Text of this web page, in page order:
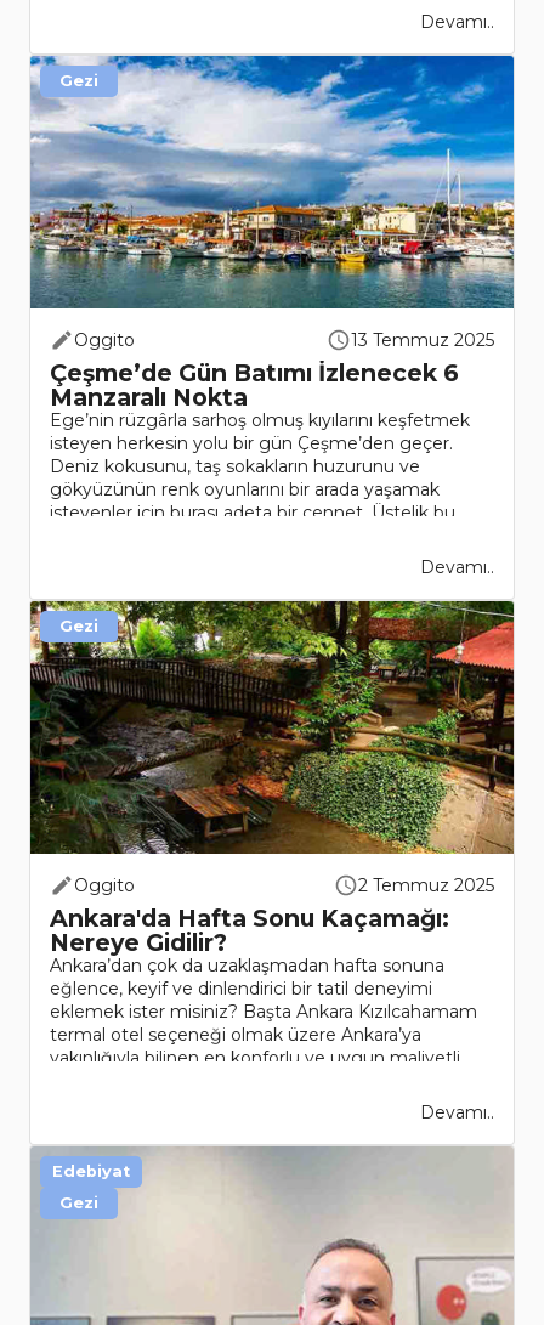
Devamı..
Oggito 13 Temmuz 2025
Çeşme’de Gün Batımı İzlenecek 6
Manzaralı Nokta
Ege’nin rüzgârla sarhoş olmuş kıyılarını keşfetmek
isteyen herkesin yolu bir gün Çeşme’den geçer.
Deniz kokusunu, taş sokakların huzurunu ve
gökyüzünün renk oyunlarını bir arada yaşamak
isteyenler için burası adeta bir cennet. Üstelik bu
Devamı..
Gezi
Oggito 2 Temmuz 2025
Ankara'da Hafta Sonu Kaçamağı:
Nereye Gidilir?
Ankara’dan çok da uzaklaşmadan hafta sonuna
eğlence, keyif ve dinlendirici bir tatil deneyimi
eklemek ister misiniz? Başta Ankara Kızılcahamam
termal otel seçeneği olmak üzere Ankara’ya
yakınlığıyla bilinen en konforlu ve uygun maliyetli
Devamı..
Gezi
Edebiyat
Gezi